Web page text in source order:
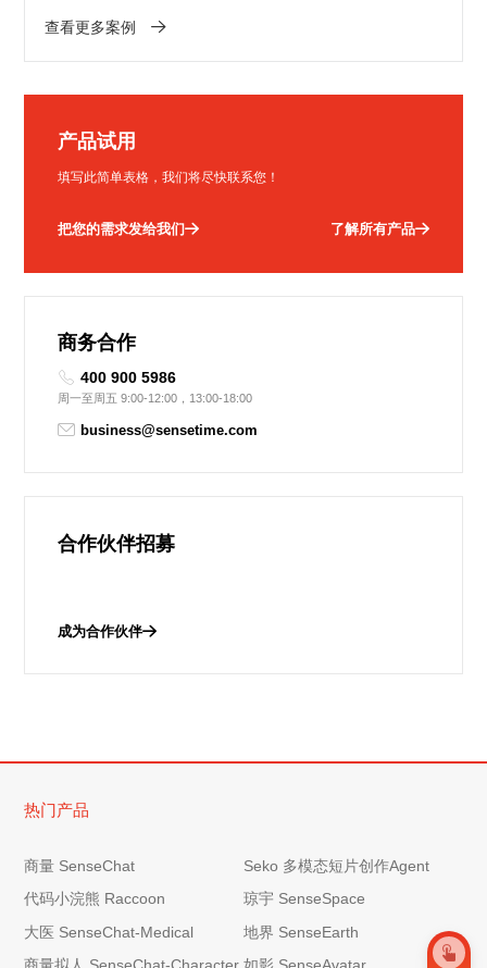
查看更多案例
产品试用
填写此简单表格，我们将尽快联系您！
把您的需求发给我们 了解所有产品
商务合作
400 900 5986
周一至周五 9:00-12:00，13:00-18:00
business@sensetime.com
合作伙伴招募
成为合作伙伴
热门产品
商量 SenseChat
Seko 多模态短片创作Agent
代码小浣熊 Raccoon
琼宇 SenseSpace
大医 SenseChat-Medical
地界 SenseEarth